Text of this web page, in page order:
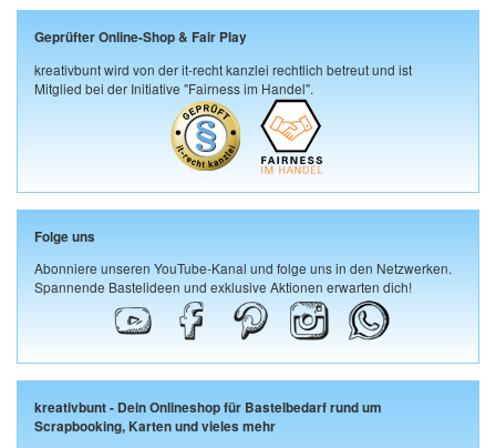
Geprüfter Online-Shop & Fair Play
kreativbunt wird von der it-recht kanzlei rechtlich betreut und ist
Mitglied bei der Initiative "Fairness im Handel".
Folge uns
Abonniere unseren YouTube-Kanal und folge uns in den Netzwerken.
Spannende Bastelideen und exklusive Aktionen erwarten dich!
kreativbunt - Dein Onlineshop für Bastelbedarf rund um
Scrapbooking, Karten und vieles mehr